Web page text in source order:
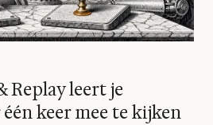
Replay leert je
keer mee te kijken